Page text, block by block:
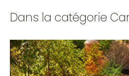
Dans la catégorie